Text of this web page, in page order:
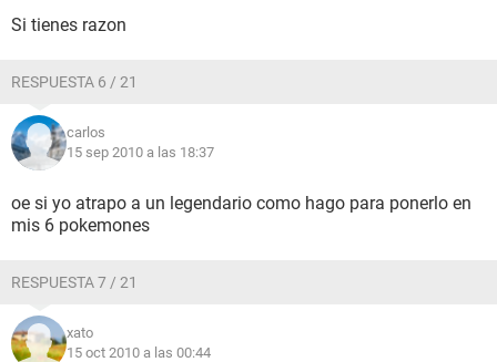
Si tienes razon
RESPUESTA 6 / 21
carlos
15 sep 2010 a las 18:37
oe si yo atrapo a un legendario como hago para ponerlo en
mis 6 pokemones
RESPUESTA 7 / 21
xato
15 oct 2010 a las 00:44